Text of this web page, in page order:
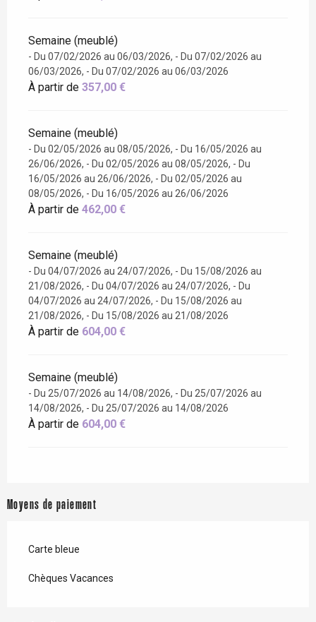
Semaine (meublé)
- Du 07/02/2026 au 06/03/2026, - Du 07/02/2026 au
06/03/2026, - Du 07/02/2026 au 06/03/2026
À partir de 357,00 €
Semaine (meublé)
- Du 02/05/2026 au 08/05/2026, - Du 16/05/2026 au
26/06/2026, - Du 02/05/2026 au 08/05/2026, - Du
16/05/2026 au 26/06/2026, - Du 02/05/2026 au
08/05/2026, - Du 16/05/2026 au 26/06/2026
À partir de 462,00 €
Semaine (meublé)
- Du 04/07/2026 au 24/07/2026, - Du 15/08/2026 au
21/08/2026, - Du 04/07/2026 au 24/07/2026, - Du
04/07/2026 au 24/07/2026, - Du 15/08/2026 au
21/08/2026, - Du 15/08/2026 au 21/08/2026
À partir de 604,00 €
Semaine (meublé)
- Du 25/07/2026 au 14/08/2026, - Du 25/07/2026 au
14/08/2026, - Du 25/07/2026 au 14/08/2026
À partir de 604,00 €
Moyens de paiement
Carte bleue
Chèques Vacances